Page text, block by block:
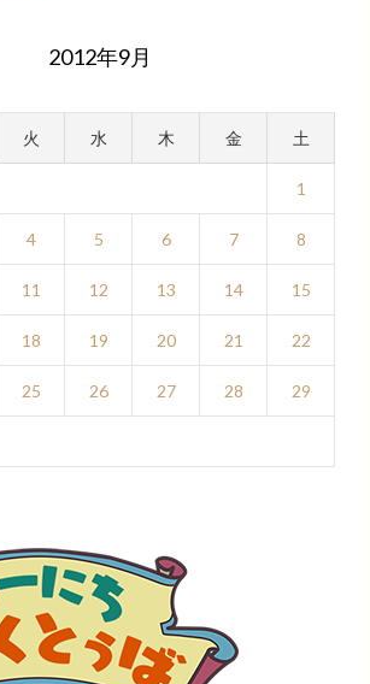
2012年9月
火 水 木 金 土
1
4 5 6 7 8
11 12 13 14 15
18 19 20 21 22
25 26 27 28 29